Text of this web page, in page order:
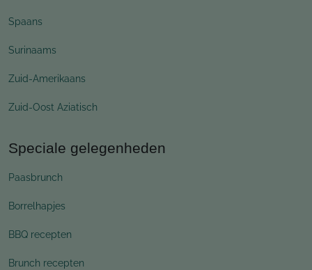
Spaans
Surinaams
Zuid-Amerikaans
Zuid-Oost Aziatisch
Speciale gelegenheden
Paasbrunch
Borrelhapjes
BBQ recepten
Brunch recepten